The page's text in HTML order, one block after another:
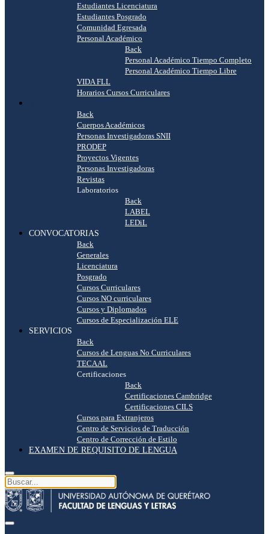
Estudiantes Licenciatura
Estudiantes Posgrado
Comunidad Egresada
Personal Académico
Back
Personal Académico Tiempo Completo
Personal Académico Tiempo Libre
VIDA FLL
Horarios Cursos Curriculares
Back
Cuerpos Académicos
Personas Investigadoras SNII
PRODEP
Proyectos Vigentes
Personas Investigadoras
Revistas
Laboratorios
Back
LABEL
LEDiL
CONVOCATORIAS
Back
Generales
Licenciatura
Posgrado
Cursos Curriculares
Cursos NO curriculares
Cursos y Diplomados
Cursos de Especialización ELE
SERVICIOS
Back
Cursos de Lenguas No Curriculares
TECAAL
Certificaciones
Back
Certificaciones Cambridge
Certificaciones CILS
Cursos para Extranjeros
Centro de Servicios de Traducción
Centro de Corrección de Estilo
EXAMEN DE REQUISITO DE LENGUA